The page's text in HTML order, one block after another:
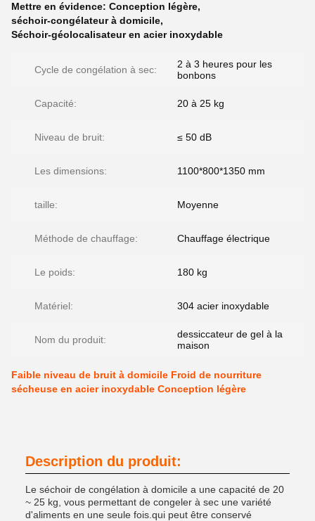
Mettre en évidence: Conception légère,
séchoir-congélateur à domicile,
Séchoir-géolocalisateur en acier inoxydable
Cycle de congélation à sec:
2 à 3 heures pour les
bonbons
Capacité: 20 à 25 kg
Niveau de bruit: ≤ 50 dB
Les dimensions: 1100*800*1350 mm
taille: Moyenne
Méthode de chauffage: Chauffage électrique
Le poids: 180 kg
Matériel: 304 acier inoxydable
Nom du produit:
dessiccateur de gel à la
maison
Faible niveau de bruit à domicile Froid de nourriture
sécheuse en acier inoxydable Conception légère
Description du produit:
Le séchoir de congélation à domicile a une capacité de 20
~ 25 kg, vous permettant de congeler à sec une variété
d'aliments en une seule fois.qui peut être conservé